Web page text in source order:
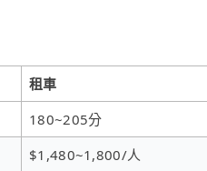
租車
180~205分
$1,480~1,800/人